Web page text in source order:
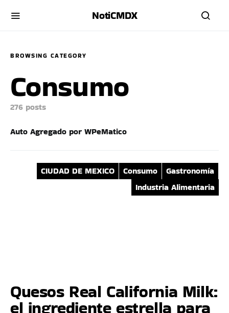
NotiCMDX
BROWSING CATEGORY
Consumo
276 posts
Auto Agregado por WPeMatico
CIUDAD DE MEXICO Consumo
Gastronomía
Industria Alimentaria
Quesos Real California Milk:
el ingrediente estrella para